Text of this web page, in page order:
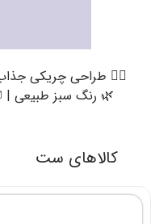
🦸‍♂️ طراحی چریکی
🌿 رنگ سبز طبیعی |
کالاهای ست